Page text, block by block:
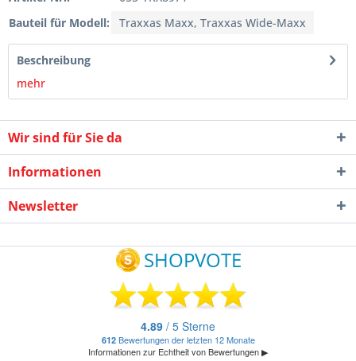
Bauteil für Modell:
Traxxas Maxx, Traxxas Wide-Maxx
Beschreibung
mehr
Wir sind für Sie da
Informationen
Newsletter